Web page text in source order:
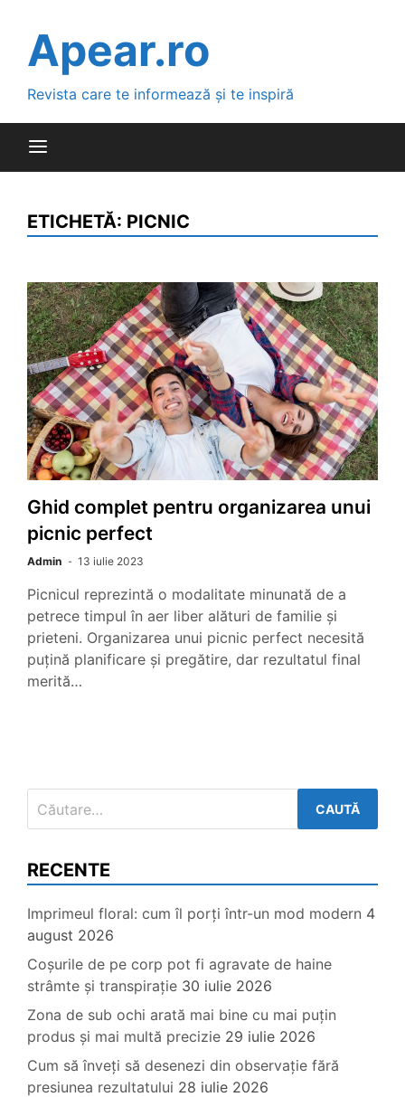
contentApear.ro
Revista care te informează și te inspiră
ETICHETĂ: PICNIC
Ghid complet pentru organizarea unui
picnic perfect
Admin 13 iulie 2023
Picnicul reprezintă o modalitate minunată de a
petrece timpul în aer liber alături de familie și
prieteni. Organizarea unui picnic perfect necesită
puțină planificare și pregătire, dar rezultatul final
merită…
după:
RECENTE
Imprimeul floral: cum îl porți într-un mod modern 4
august 2026
Coșurile de pe corp pot fi agravate de haine
strâmte și transpirație 30 iulie 2026
Zona de sub ochi arată mai bine cu mai puțin
produs și mai multă precizie 29 iulie 2026
Cum să înveți să desenezi din observație fără
presiunea rezultatului 28 iulie 2026